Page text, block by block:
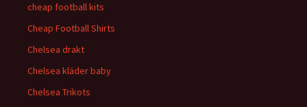
cheap football kits
Cheap Football Shirts
Chelsea drakt
Chelsea kläder baby
Chelsea Trikots